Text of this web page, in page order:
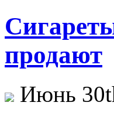
продают
Июнь